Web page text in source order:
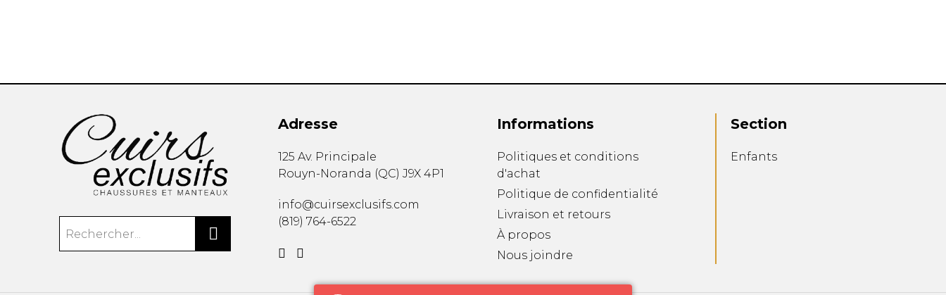
Adresse
125 Av. Principale
Rouyn-Noranda (QC) J9X 4P1
info@cuirsexclusifs.com
(819) 764-6522
Informations
Politiques et conditions
d'achat
Politique de confidentialité
Livraison et retours
À propos
Nous joindre
Section
Enfants